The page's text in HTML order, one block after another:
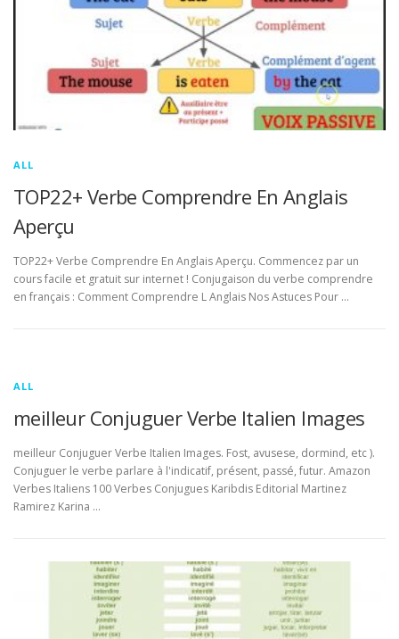
ALL
TOP22+ Verbe Comprendre En Anglais
Aperçu
TOP22+ Verbe Comprendre En Anglais Aperçu. Commencez par un
cours facile et gratuit sur internet ! Conjugaison du verbe comprendre
en français : Comment Comprendre L Anglais Nos Astuces Pour …
ALL
meilleur Conjuguer Verbe Italien Images
meilleur Conjuguer Verbe Italien Images. Fost, avusese, dormind, etc ).
Conjuguer le verbe parlare à l'indicatif, présent, passé, futur. Amazon
Verbes Italiens 100 Verbes Conjugues Karibdis Editorial Martinez
Ramirez Karina …